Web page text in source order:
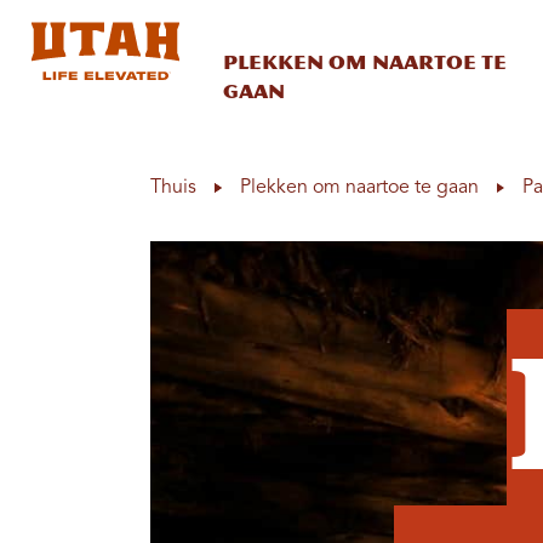
Plekken om naartoe te
gaan
Thuis Plekken om naartoe te gaan